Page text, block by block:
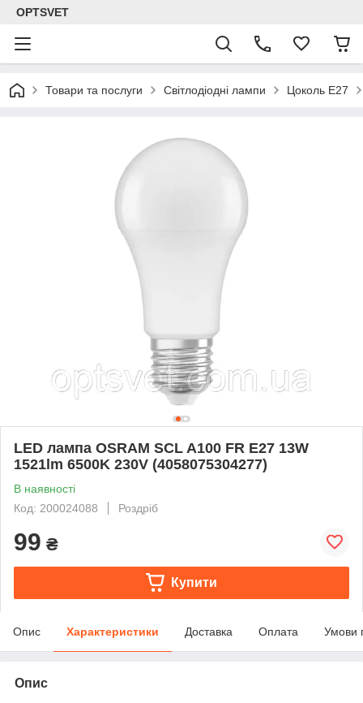
OPTSVET
Товари та послуги Світлодіодні лампи Цоколь E27
LED лампа OSRAM SCL A100 FR E27 13W
1521lm 6500K 230V (4058075304277)
В наявності
Код: 200024088
Роздріб
99 ₴
Купити
Опис Характеристики Доставка Оплата Умови
Опис